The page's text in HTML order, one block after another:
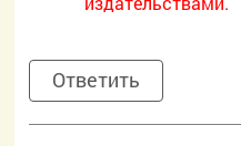
Ответить